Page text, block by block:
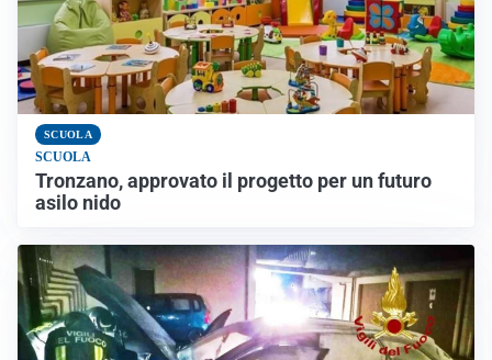
SCUOLA
SCUOLA
Tronzano, approvato il progetto per un futuro
asilo nido